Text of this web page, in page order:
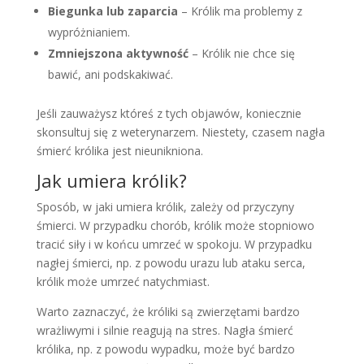
Biegunka lub zaparcia – Królik ma problemy z
wypróżnianiem.
Zmniejszona aktywność– Królik nie chce się
bawić, ani podskakiwać.
Jeśli zauważysz któreś z tych objawów, koniecznie
skonsultuj się z weterynarzem. Niestety, czasem nagła
śmierć królika jest nieunikniona.
Jak umiera królik?
Sposób, w jaki umiera królik, zależy od przyczyny
śmierci. W przypadku chorób, królik może stopniowo
tracić siły i w końcu umrzeć w spokoju. W przypadku
nagłej śmierci, np. z powodu urazu lub ataku serca,
królik może umrzeć natychmiast.
Warto zaznaczyć, że króliki są zwierzętami bardzo
wrażliwymi i silnie reagują na stres. Nagła śmierć
królika, np. z powodu wypadku, może być bardzo